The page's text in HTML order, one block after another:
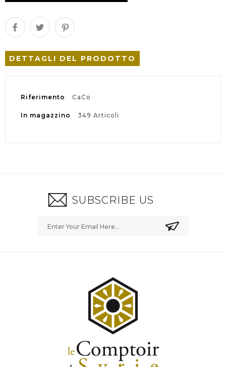
DETTAGLI DEL PRODOTTO
Riferimento CaCo
In magazzino 349 Articoli
SUBSCRIBE US